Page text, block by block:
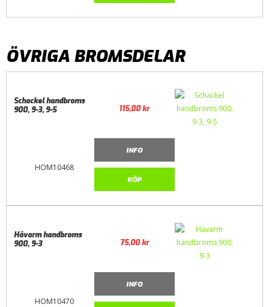
ÖVRIGA BROMSDELAR
HOM10468
Schackel handbroms
900, 9-3, 9-5
115,00kr
INFO
KÖP
HOM10470
Hävarm handbroms
900, 9-3
75,00kr
INFO